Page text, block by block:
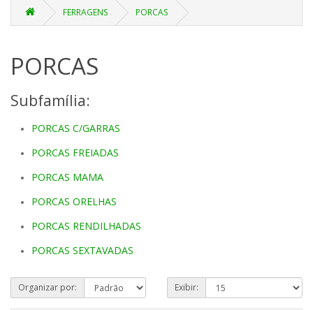
FERRAGENS PORCAS
PORCAS
Subfamília:
PORCAS C/GARRAS
PORCAS FREIADAS
PORCAS MAMA
PORCAS ORELHAS
PORCAS RENDILHADAS
PORCAS SEXTAVADAS
Organizar por: Exibir: